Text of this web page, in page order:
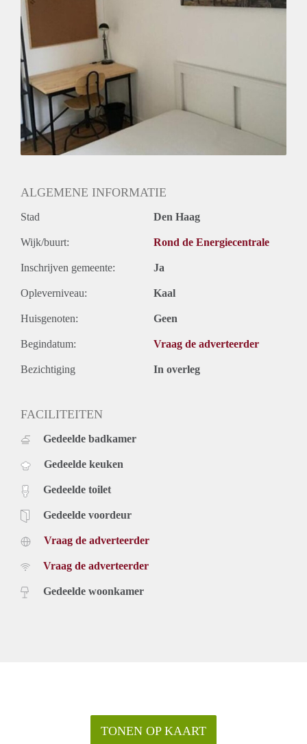
Gedeelde woonkamer: Ja
Huisgenoten: Ja
Geslacht huisgenoten: Gemengd
ALGEMENE INFORMATIE
Stad Den Haag
Wijk/buurt: Rond de Energiecentrale
Inschrijven gemeente: Ja
Opleverniveau: Kaal
Huisgenoten: Geen
Begindatum: Vraag de adverteerder
Bezichtiging In overleg
FACILITEITEN
Gedeelde badkamer
Gedeelde keuken
Gedeelde toilet
Gedeelde voordeur
Vraag de adverteerder
Vraag de adverteerder
Gedeelde woonkamer
TONEN OP KAART